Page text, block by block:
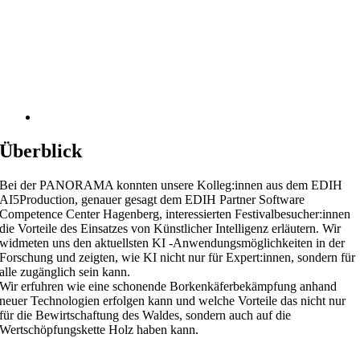
Überblick
Bei der PANORAMA konnten unsere Kolleg:innen aus dem EDIH
AI5Production, genauer gesagt dem EDIH Partner Software
Competence Center Hagenberg, interessierten Festivalbesucher:innen
die Vorteile des Einsatzes von Künstlicher Intelligenz erläutern. Wir
widmeten uns den aktuellsten KI -Anwendungsmöglichkeiten in der
Forschung und zeigten, wie KI nicht nur für Expert:innen, sondern für
alle zugänglich sein kann.
Wir erfuhren wie eine schonende Borkenkäferbekämpfung anhand
neuer Technologien erfolgen kann und welche Vorteile das nicht nur
für die Bewirtschaftung des Waldes, sondern auch auf die
Wertschöpfungskette Holz haben kann.